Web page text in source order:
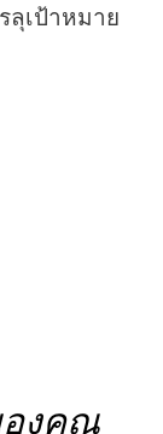
ลุเป้าหมาย
องคุณ